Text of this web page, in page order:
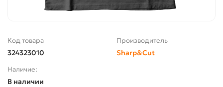
Код товара
324323010
Производитель
Sharp&Cut
Наличие:
В наличии